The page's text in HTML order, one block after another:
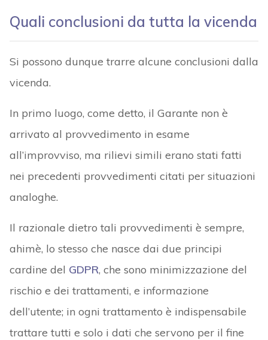
Quali conclusioni da tutta la vicenda
Si possono dunque trarre alcune conclusioni dalla
vicenda.
In primo luogo, come detto, il Garante non è
arrivato al provvedimento in esame
all’improvviso, ma rilievi simili erano stati fatti
nei precedenti provvedimenti citati per situazioni
analoghe.
Il razionale dietro tali provvedimenti è sempre,
ahimè, lo stesso che nasce dai due principi
cardine del GDPR, che sono minimizzazione del
rischio e dei trattamenti, e informazione
dell’utente; in ogni trattamento è indispensabile
trattare tutti e solo i dati che servono per il fine